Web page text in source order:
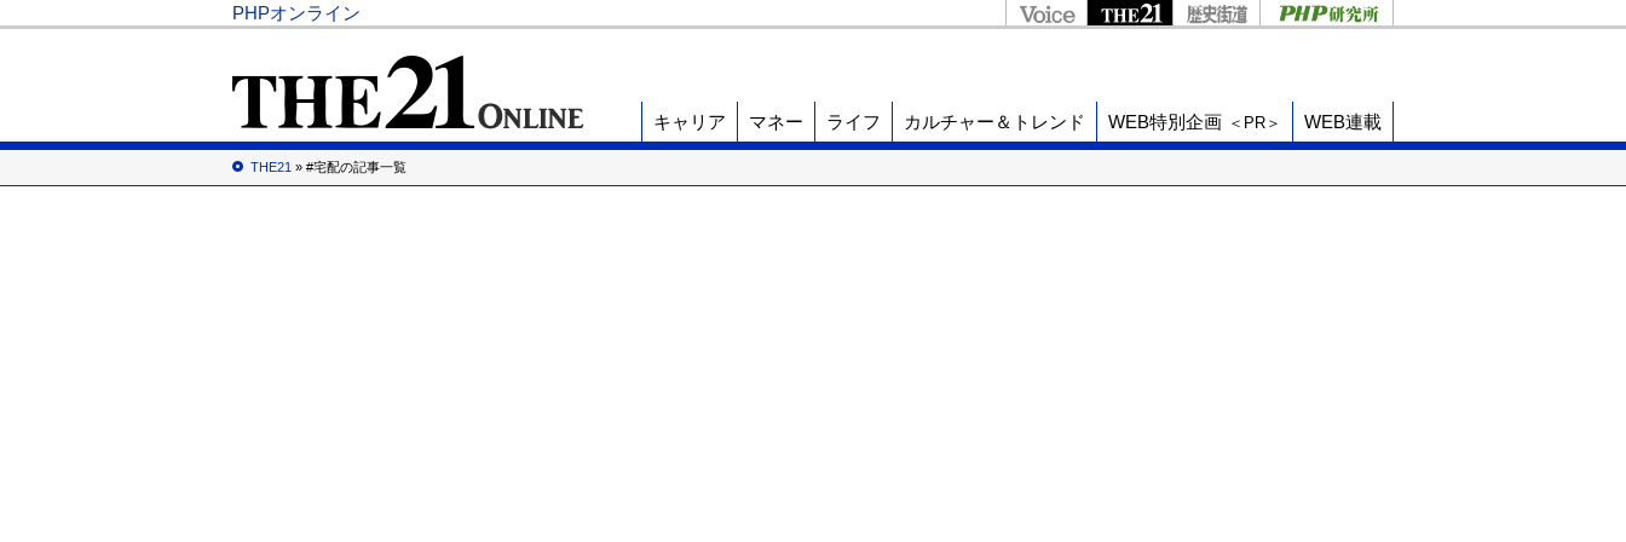
PHPオンライン
キャリア マネー ライフ カルチャー＆トレンド WEB特別企画 ＜PR＞ WEB連載
THE21 » #宅配の記事一覧